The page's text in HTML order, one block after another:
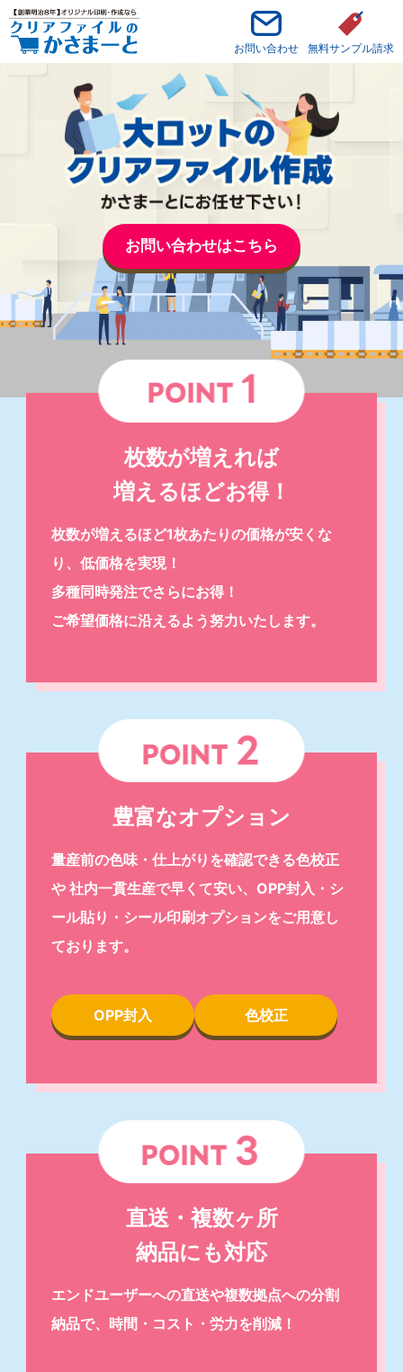
お問い合わせ 無料サンプル請求
お問い合わせはこちら
枚数が増えれば
増えるほどお得！
枚数が増えるほど1枚あたりの価格が安くな
り、低価格を実現！
多種同時発注でさらにお得！
ご希望価格に沿えるよう努力いたします。
豊富なオプション
量産前の色味・仕上がりを確認できる色校正
や 社内一貫生産で早くて安い、OPP封入・シ
ール貼り・シール印刷オプションをご用意し
ております。
OPP封入 色校正
直送・複数ヶ所
納品にも対応
エンドユーザーへの直送や複数拠点への分割
納品で、時間・コスト・労力を削減！